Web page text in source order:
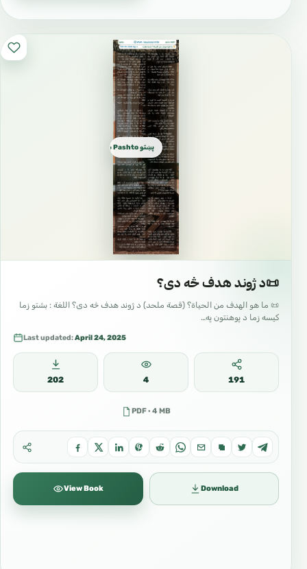
پښتو Pashto بشتو
📜د ژوند هدف څه دی؟
📜 ما هو الهدف من الحياة؟ (قصة ملحد) د ژوند هدف څه دی؟ اللغة : بشتو زما
کیسه زما د پوهنتون په…
Last updated:April 24, 2025
202 4 191
PDF · 4 MB
View Book Download